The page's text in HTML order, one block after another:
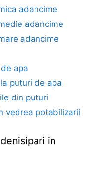
adancime
adancime
adancime
apa
puturi de apa
din puturi
vedrea potabilizarii
in